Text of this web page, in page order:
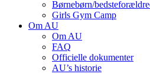
Børnebørn/
Girls Gym Camp
Om AU
Om AU
FAQ
Officielle dokumenter
AU’s historie